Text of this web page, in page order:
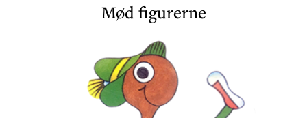
Mød figurerne